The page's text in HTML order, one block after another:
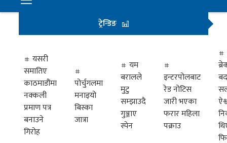
राजनीति
अन्तराष्ट्रिय
अर्थ
मनोरञ्जन
प्रवास
खेलकुद
ट्रेन्डिङ
यसरी
समातिए
काठमाडौंमा
नक्कली
प्रमाण पत्र
बनाउने
गिरोह
पोर्चुगलमा
मनाइयो
बिस्का
जात्रा
यम
बरालले
मुटु
सम्झाउदै
गुञ्जाए
स्पेन
इन्टरपोलबाट
रेड नोटिस
जारी भएका
फरार महिला
पक्राउ